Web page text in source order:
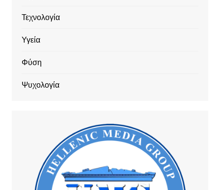
Τεχνολογία
Υγεία
Φύση
Ψυχολογία